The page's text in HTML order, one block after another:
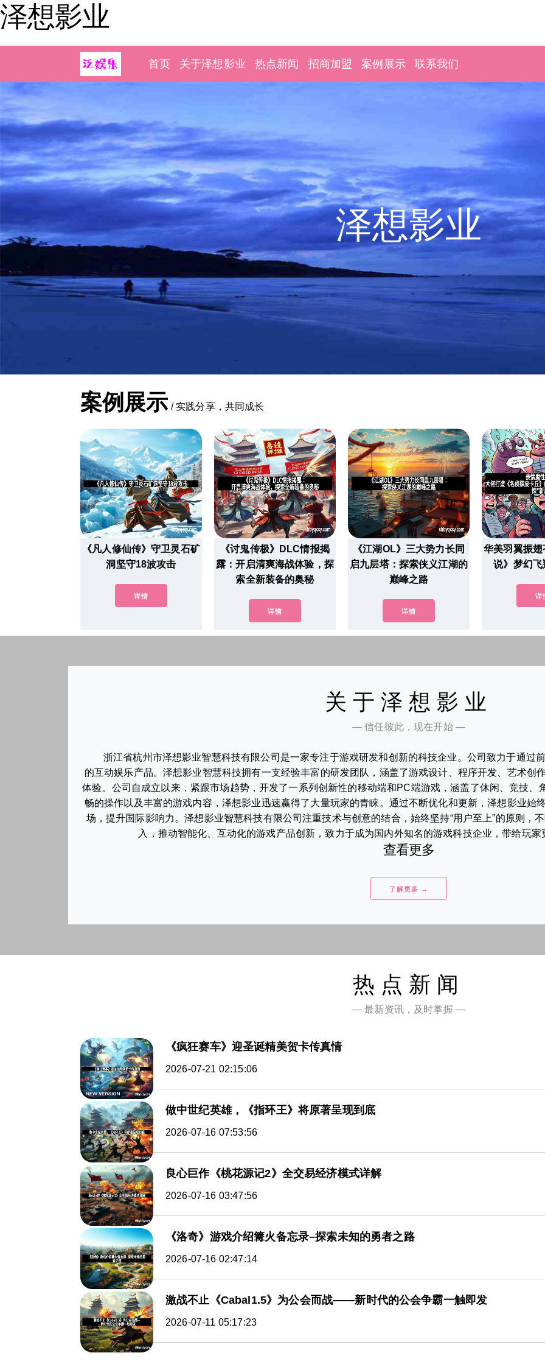
泽想影业
首页 关于泽想影业 热点新闻 招商加盟 案例展示 联系我们
泽想影业
案例展示 / 实践分享，共同成长
《凡人修仙传》守卫灵石矿
洞坚守18波攻击
详情
《讨鬼传极》DLC情报揭
露：开启清爽海战体验，探
索全新装备的奥秘
详情
《江湖OL》三大势力长同
启九层塔：探索侠义江湖的
巅峰之路
详情
华美羽翼振
说》梦幻
详
关于泽想影业
— 信任彼此，现在开始 —
浙江省杭州市泽想影业智慧科技有限公司是一家专注于游戏研发和创新的科技企业。公司致力于通过
的互动娱乐产品。泽想影业智慧科技拥有一支经验丰富的研发团队，涵盖了游戏设计、程序开发、艺术创
体验。公司自成立以来，紧跟市场趋势，开发了一系列创新性的移动端和PC端游戏，涵盖了休闲、竞技、
畅的操作以及丰富的游戏内容，泽想影业迅速赢得了大量玩家的青睐。通过不断优化和更新，泽想影业始
场，提升国际影响力。泽想影业智慧科技有限公司注重技术与创意的结合，始终坚持“用户至上”的原则，
入，推动智能化、互动化的游戏产品创新，致力于成为国内外知名的游戏科技企业，带给玩
查看更多
了解更多 →
热点新闻
— 最新资讯，及时掌握 —
《疯狂赛车》迎圣诞精美贺卡传真情
2026-07-21 02:15:06
做中世纪英雄，《指环王》将原著呈现到底
2026-07-16 07:53:56
良心巨作《桃花源记2》全交易经济模式详解
2026-07-16 03:47:56
《洛奇》游戏介绍篝火备忘录–探索未知的勇者之路
2026-07-16 02:47:14
激战不止《Cabal1.5》为公会而战——新时代的公会争霸一触即发
2026-07-11 05:17:23